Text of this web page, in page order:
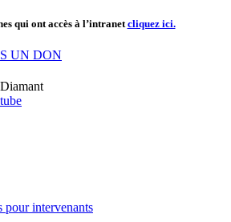
qui ont accès à l’intranet cliquez ici.
UN DON
pour intervenants